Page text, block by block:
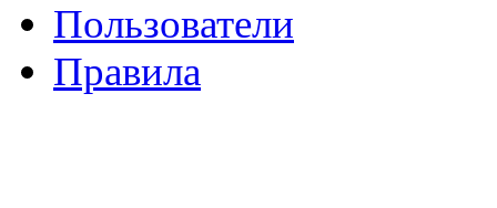
Пользователи
Правила